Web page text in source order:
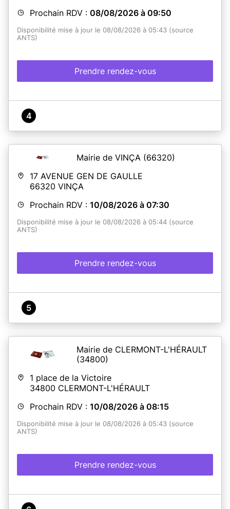
Prochain RDV : 08/08/2026 à 09:50
Disponibilité mise à jour le 08/08/2026 à 05:43 (source
ANTS)
Prendre rendez-vous
4
Mairie de VINÇA (66320)
17 AVENUE GEN DE GAULLE
66320 VINÇA
Prochain RDV : 10/08/2026 à 07:30
Disponibilité mise à jour le 08/08/2026 à 05:44 (source
ANTS)
Prendre rendez-vous
5
Mairie de CLERMONT-L'HÉRAULT
(34800)
1 place de la Victoire
34800 CLERMONT-L'HÉRAULT
Prochain RDV : 10/08/2026 à 08:15
Disponibilité mise à jour le 08/08/2026 à 05:43 (source
ANTS)
Prendre rendez-vous